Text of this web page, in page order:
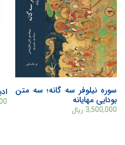
سوره نیلوفر سه گانه؛ سه متن
بودایی مهایانه
3,500,000 ریال